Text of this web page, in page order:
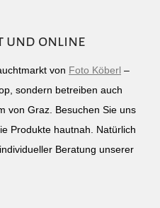
und online
von Foto Köberl –
sondern betreiben auch
von Graz. Besuchen Sie uns
Produkte hautnah. Natürlich
Beratung unserer